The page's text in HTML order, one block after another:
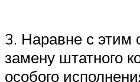
3. Наравне с этим
замену штатного
особого